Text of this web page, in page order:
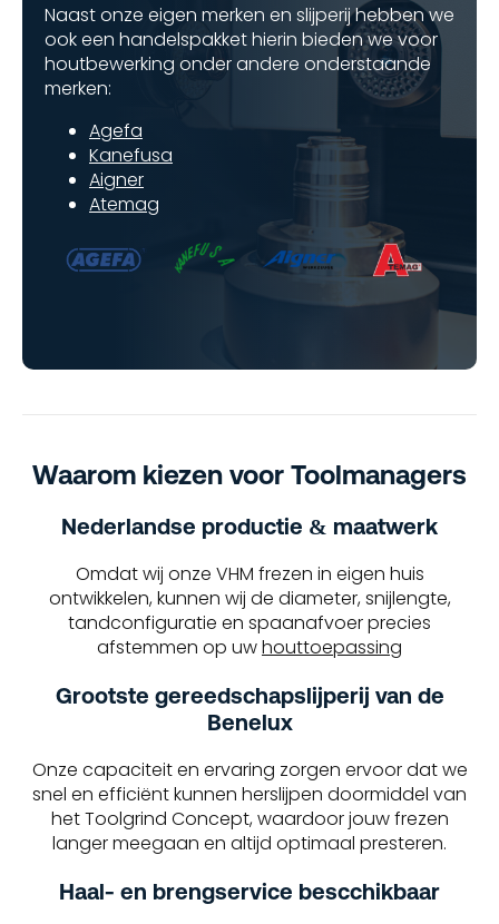
Naast onze eigen merken en slijperij hebben we
ook een handelspakket hierin bieden we voor
houtbewerking onder andere onderstaande
merken:
Agefa
Kanefusa
Aigner
Atemag
Waarom kiezen voor Toolmanagers
Nederlandse productie & maatwerk
Omdat wij onze VHM frezen in eigen huis
ontwikkelen, kunnen wij de diameter, snijlengte,
tandconfiguratie en spaanafvoer precies
afstemmen op uwhouttoepassing
Grootste gereedschapslijperij van de
Benelux
Onze capaciteit en ervaring zorgen ervoor dat we
snel en efficiënt kunnen herslijpen doormiddel van
het Toolgrind Concept, waardoor jouw frezen
langer meegaan en altijd optimaal presteren.
Haal- en brengservice bescchikbaar